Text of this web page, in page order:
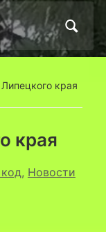
края
края
, Новости